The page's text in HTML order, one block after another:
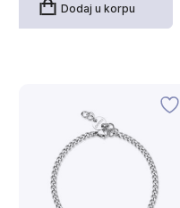
Dodaj u korpu